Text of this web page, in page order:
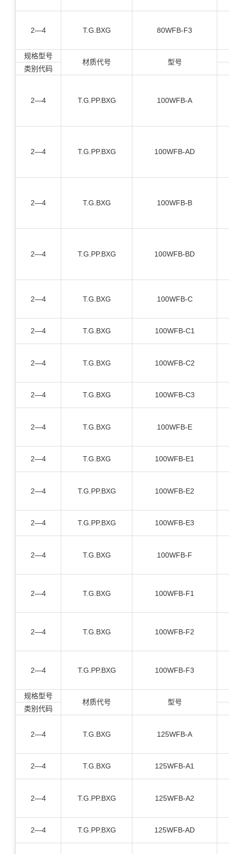
2—4 T.G.BXG 80WFB-F3
规格型号
材质代号
型号
类别代码
2—4 T.G.PP.BXG 100WFB-A
2—4 T.G.PP.BXG 100WFB-AD
2—4 T.G.BXG 100WFB-B
2—4 T.G.PP.BXG 100WFB-BD
2—4 T.G.BXG 100WFB-C
2—4 T.G.BXG 100WFB-C1
2—4 T.G.BXG 100WFB-C2
2—4 T.G.BXG 100WFB-C3
2—4 T.G.BXG 100WFB-E
2—4 T.G.BXG 100WFB-E1
2—4 T.G.PP.BXG 100WFB-E2
2—4 T.G.PP.BXG 100WFB-E3
2—4 T.G.BXG 100WFB-F
2—4 T.G.BXG 100WFB-F1
2—4 T.G.BXG 100WFB-F2
2—4 T.G.PP.BXG 100WFB-F3
规格型号
材质代号
型号
类别代码
2—4 T.G.BXG 125WFB-A
2—4 T.G.BXG 125WFB-A1
2—4 T.G.PP.BXG 125WFB-A2
2—4 T.G.PP.BXG 125WFB-AD